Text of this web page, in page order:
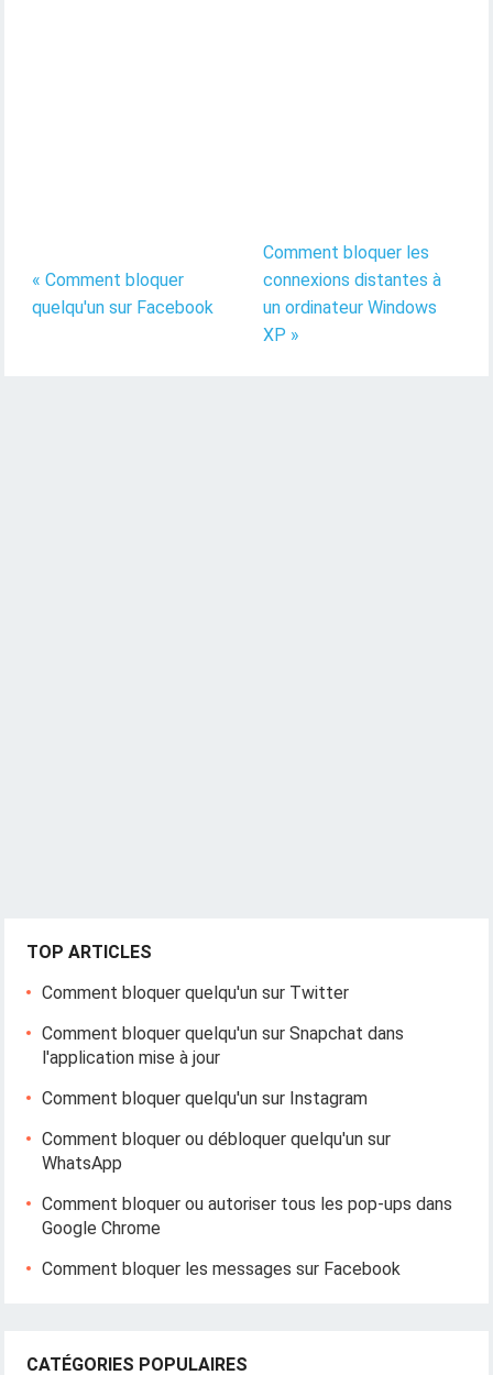
« Comment bloquer
quelqu'un sur Facebook
Comment bloquer les
connexions distantes à
un ordinateur Windows
XP »
TOP ARTICLES
Comment bloquer quelqu'un sur Twitter
Comment bloquer quelqu'un sur Snapchat dans
l'application mise à jour
Comment bloquer quelqu'un sur Instagram
Comment bloquer ou débloquer quelqu'un sur
WhatsApp
Comment bloquer ou autoriser tous les pop-ups dans
Google Chrome
Comment bloquer les messages sur Facebook
CATÉGORIES POPULAIRES